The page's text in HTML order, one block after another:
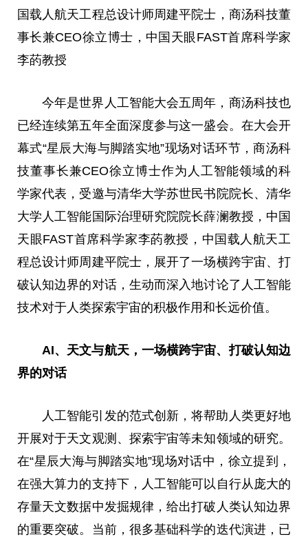
国载人航天工程总设计师周建平院士，商汤科技董
事长兼CEO徐立博士，中国天眼FAST首席科学家
李菂教授
今年是世界人工智能大会五周年，商汤科技也
已经连续第五年全面深度参与这一盛会。在大会开
幕式“星辰大海与脚踏实地”现场对话环节，商汤科
技董事长兼CEO徐立博士作为人工智能领域的科
学家代表，受邀与清华大学苏世民书院院长、清华
大学人工智能国际治理研究院院长薛澜教授，中国
天眼FAST首席科学家李菂教授，中国载人航天工
程总设计师周建平院士，展开了一场横跨宇宙、打
破认知边界的对话，生动而深入地讨论了人工智能
技术对于人类探索宇宙的积极作用和长远价值。
AI、天文与航天，一场横跨宇宙、打破认知边
界的对话
人工智能引发的范式创新，将帮助人类更好地
开展对于天文观测、探索宇宙等未知领域的研究。
在“星辰大海与脚踏实地”现场对话中，徐立提到，
在强大算力的支持下，人工智能可以自行从庞大的
存量天文数据中发掘规律，给出打破人类认知边界
的重要突破。当前，很多基础科学的迭代演进，已